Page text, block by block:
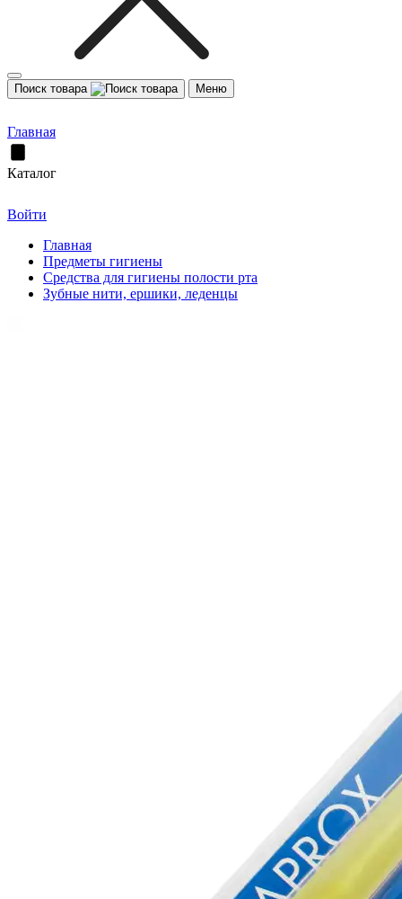
Поиск товара Меню
Главная
Каталог
Войти
Главная
Предметы гигиены
Средства для гигиены полости рта
Зубные нити, ершики, леденцы